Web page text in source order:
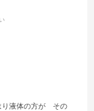
り液体の方が その